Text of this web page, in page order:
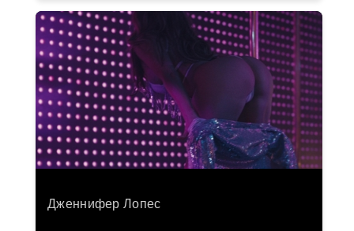
Дженнифер Лопес